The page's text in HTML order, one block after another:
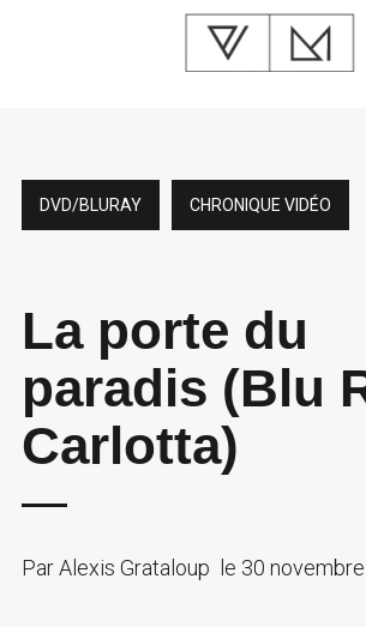
DVD/BLURAY CHRONIQUE VIDÉO
La porte du
paradis (Blu
Carlotta)
ParAlexis Grataloup le 30